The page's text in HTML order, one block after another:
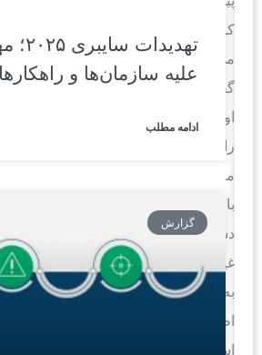
کرد.
می‌توان
گفت
اولین
مقابله
دسترسی
غیرمجاز
اطلاعات،
استفاده
تهدیدات
علیه سازمان‌ها و
ادامه مطلب
گزارش